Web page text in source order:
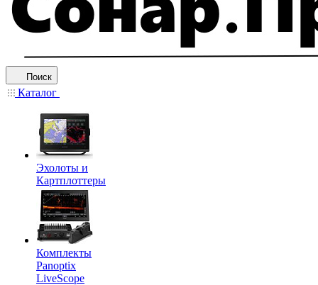
Поиск
Каталог
Эхолоты и
Картплоттеры
Комплекты
Panoptix
LiveScope